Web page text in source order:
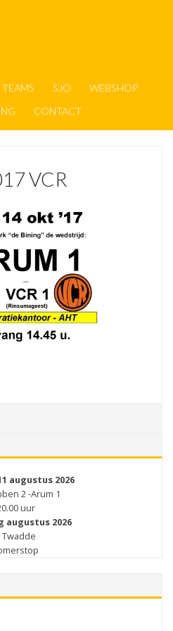
TEAMS SJO
WEBSHOP
CONTACT
VCR
augustus 2026
2 -Arum 1
uur
augustus 2026
Twadde